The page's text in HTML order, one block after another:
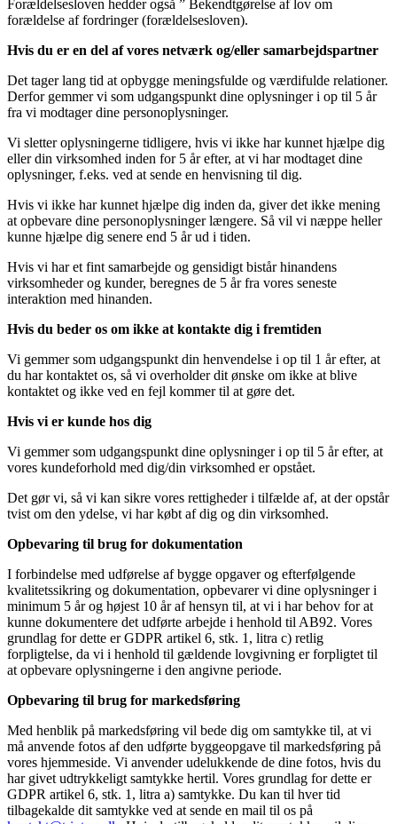
Forældelsesloven hedder også ” Bekendtgørelse af lov om
forældelse af fordringer (forældelsesloven).
Hvis du er en del af vores netværk og/eller samarbejdspartner
Det tager lang tid at opbygge meningsfulde og værdifulde relationer.
Derfor gemmer vi som udgangspunkt dine oplysninger i op til 5 år
fra vi modtager dine personoplysninger.
Vi sletter oplysningerne tidligere, hvis vi ikke har kunnet hjælpe dig
eller din virksomhed inden for 5 år efter, at vi har modtaget dine
oplysninger, f.eks. ved at sende en henvisning til dig.
Hvis vi ikke har kunnet hjælpe dig inden da, giver det ikke mening
at opbevare dine personoplysninger længere. Så vil vi næppe heller
kunne hjælpe dig senere end 5 år ud i tiden.
Hvis vi har et fint samarbejde og gensidigt bistår hinandens
virksomheder og kunder, beregnes de 5 år fra vores seneste
interaktion med hinanden.
Hvis du beder os om ikke at kontakte dig i fremtiden
Vi gemmer som udgangspunkt din henvendelse i op til 1 år efter, at
du har kontaktet os, så vi overholder dit ønske om ikke at blive
kontaktet og ikke ved en fejl kommer til at gøre det.
Hvis vi er kunde hos dig
Vi gemmer som udgangspunkt dine oplysninger i op til 5 år efter, at
vores kundeforhold med dig/din virksomhed er opstået.
Det gør vi, så vi kan sikre vores rettigheder i tilfælde af, at der opstår
tvist om den ydelse, vi har købt af dig og din virksomhed.
Opbevaring til brug for dokumentation
I forbindelse med udførelse af bygge opgaver og efterfølgende
kvalitetssikring og dokumentation, opbevarer vi dine oplysninger i
minimum 5 år og højest 10 år af hensyn til, at vi i har behov for at
kunne dokumentere det udførte arbejde i henhold til AB92. Vores
grundlag for dette er GDPR artikel 6, stk. 1, litra c) retlig
forpligtelse, da vi i henhold til gældende lovgivning er forpligtet til
at opbevare oplysningerne i den angivne periode.
Opbevaring til brug for markedsføring
Med henblik på markedsføring vil bede dig om samtykke til, at vi
må anvende fotos af den udførte byggeopgave til markedsføring på
vores hjemmeside. Vi anvender udelukkende de dine fotos, hvis du
har givet udtrykkeligt samtykke hertil. Vores grundlag for dette er
GDPR artikel 6, stk. 1, litra a) samtykke. Du kan til hver tid
tilbagekalde dit samtykke ved at sende en mail til os på